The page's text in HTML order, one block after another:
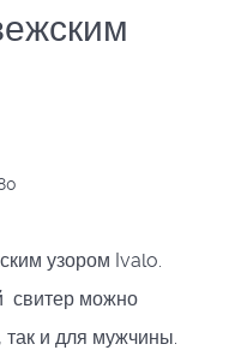
узором Ivalo.
свитер можно
и для мужчины.